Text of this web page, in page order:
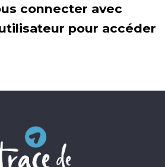
connecter avec
pour accéder